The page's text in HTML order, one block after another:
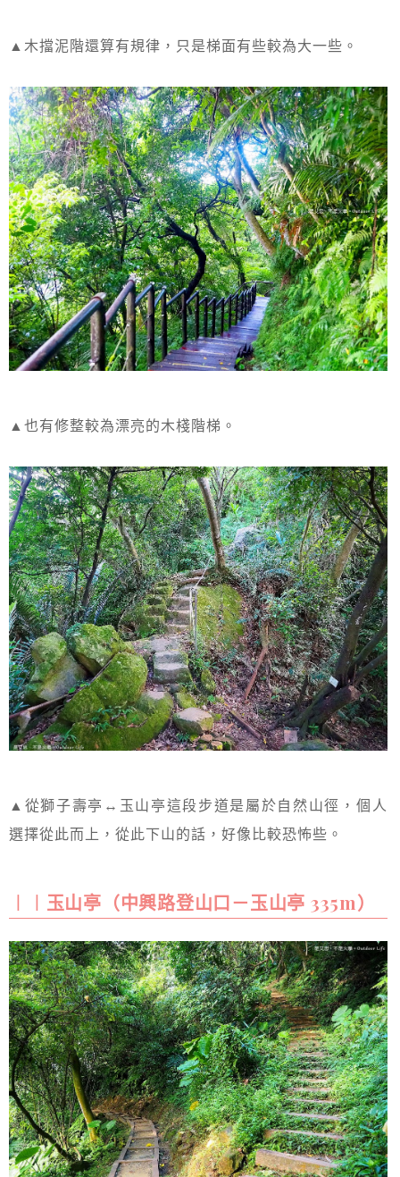
▲木擋泥階還算有規律，只是梯面有些較為大一些。
▲也有修整較為漂亮的木棧階梯。
▲從獅子壽亭↔玉山亭這段步道是屬於自然山徑，個人
選擇從此而上，從此下山的話，好像比較恐怖些。
︱︱玉山亭（中興路登山口－玉山亭 335m）